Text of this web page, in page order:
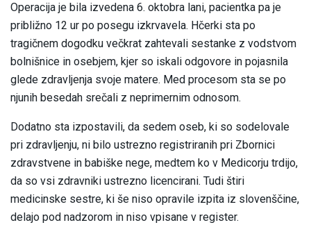
Operacija je bila izvedena 6. oktobra lani, pacientka pa je
približno 12 ur po posegu izkrvavela. Hčerki sta po
tragičnem dogodku večkrat zahtevali sestanke z vodstvom
bolnišnice in osebjem, kjer so iskali odgovore in pojasnila
glede zdravljenja svoje matere. Med procesom sta se po
njunih besedah srečali z neprimernim odnosom.
Dodatno sta izpostavili, da sedem oseb, ki so sodelovale
pri zdravljenju, ni bilo ustrezno registriranih pri Zbornici
zdravstvene in babiške nege, medtem ko v Medicorju trdijo,
da so vsi zdravniki ustrezno licencirani. Tudi štiri
medicinske sestre, ki še niso opravile izpita iz slovenščine,
delajo pod nadzorom in niso vpisane v register.